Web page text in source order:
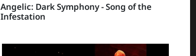
Angelic: Dark Symphony - Song of the
Infestation